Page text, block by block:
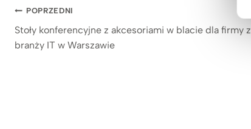
n
Nawigacja
wpisu
POPRZEDNI
Stoły konferencyjne z akcesoriami w blacie dla firmy z
branży IT w Warszawie